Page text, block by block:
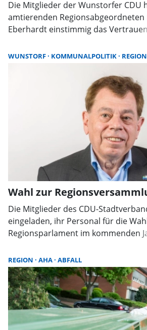
Die Mitglieder der Wunstorfer CDU
amtierenden Regionsabgeordneten
Eberhardt einstimmig das
Spitzenkandidaten für die Wahl zur
Regionsversammlung gewählt.
WUNSTORF KOMMUNALPOLITIK
Wahl zur
Die Mitglieder des CDU-
eingeladen, ihr Personal für die
Regionsparlament im kommenden
Hofladen und Café „Wegener´s Hof“
REGION AHA ABFALL